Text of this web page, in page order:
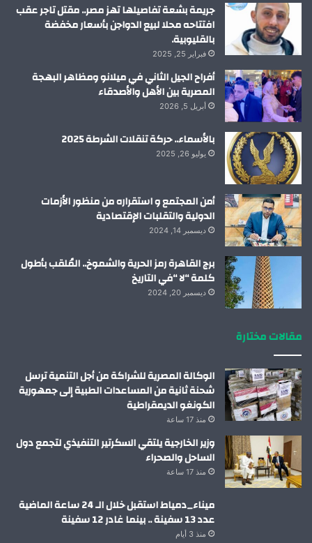
جريمة بشعة تفاصيلها تهز مصر.. مقتل تاجر عقب
افتتاحه محلا لبيع الدواجن بأسعار مخفضة
بالقليوبية.
فبراير 25, 2025
أفراح الجيل الثاني في ميلانو ومظاهر البهجة
المصرية بين الأهل والأصدقاء
أبريل 5, 2026
بالأسماء.. حركة تنقلات الشرطة 2025
يوليو 26, 2025
أمن المجتمع و استقراره من منظور الأزمات
الدولية والتقلبات الإقتصادية
ديسمبر 14, 2024
برج القاهرة رمز الحرية والشموخ.. المُلقب بأطول
كلمة “لا “في التاريخ
ديسمبر 20, 2024
مقالات مختارة
الوكالة المصرية للشراكة من أجل التنمية ترسل
شحنة ثانية من المساعدات الطبية إلى جمهورية
الكونغو الديمقراطية
منذ 17 ساعة
وزير الخارجية يلتقي السكرتير التنفيذي لتجمع دول
الساحل والصحراء
منذ 17 ساعة
ميناء_دمياط استقبل خلال الـ 24 ساعة الماضية
عدد 13 سفينة .. بينما غادر 12 سفينة
منذ 3 أيام